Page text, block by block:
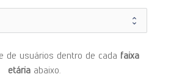
de usuários dentro de cada faixa
etária abaixo.